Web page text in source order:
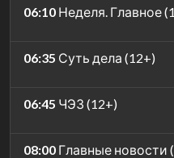
06:10 Неделя. Главное
06:35 Суть дела (12+)
06:45 ЧЭЗ (12+)
08:00 Главные новости